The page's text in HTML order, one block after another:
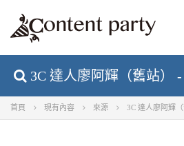
3C 達人廖阿輝（舊站）
首頁 現有內容 來源 3C 達人廖阿輝（